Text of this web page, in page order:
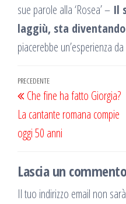
sue parole alla ‘Rosea’ – Il
laggiù, sta
piacerebbe un’esperienza
Navigazione
articoli
Articolo
precedente
PRECEDENTE
Che fine ha fatto Giorgia?
La cantante romana compie
oggi 50 anni
Lascia un
Il tuo indirizzo email non